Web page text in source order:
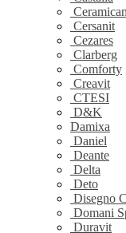
Cersanit
Cezares
Clarberg
Comforty
Creavit
CTESI
D&K
Damixa
Daniel
Deante
Delta
Deto
Disegno
Domani
Duravit